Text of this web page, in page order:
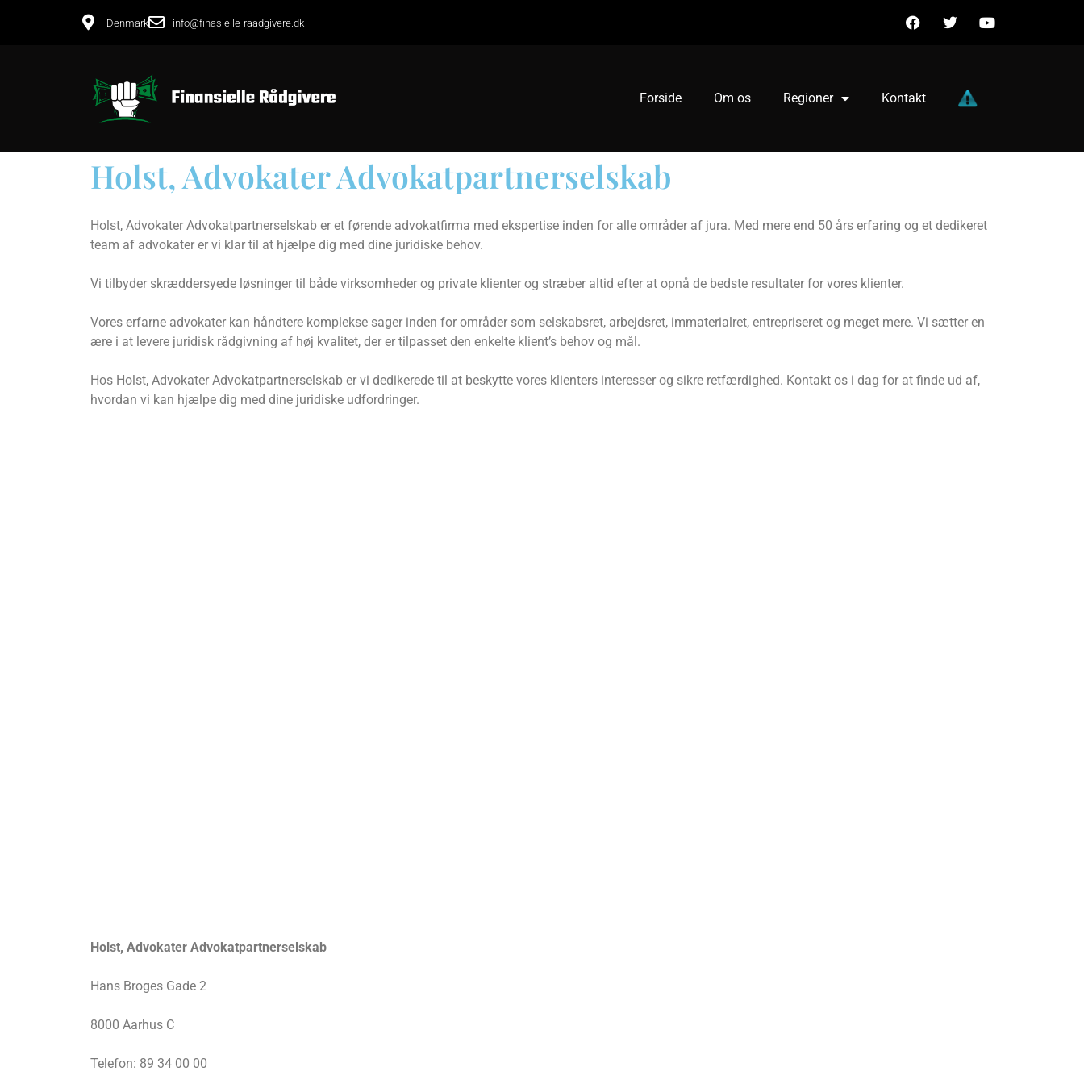
Denmark info@finasielle-raadgivere.dk
Forside Om os Regioner Kontakt
Holst, Advokater Advokatpartnerselskab
Holst, Advokater Advokatpartnerselskab er et førende advokatfirma med ekspertise inden for alle områder af jura. Med mere end 50 års erfaring og et dedikeret
team af advokater er vi klar til at hjælpe dig med dine juridiske behov.
Vi tilbyder skræddersyede løsninger til både virksomheder og private klienter og stræber altid efter at opnå de bedste resultater for vores klienter.
Vores erfarne advokater kan håndtere komplekse sager inden for områder som selskabsret, arbejdsret, immaterialret, entrepriseret og meget mere. Vi sætter en
ære i at levere juridisk rådgivning af høj kvalitet, der er tilpasset den enkelte klient’s behov og mål.
Hos Holst, Advokater Advokatpartnerselskab er vi dedikerede til at beskytte vores klienters interesser og sikre retfærdighed. Kontakt os i dag for at finde ud af,
hvordan vi kan hjælpe dig med dine juridiske udfordringer.
Holst, Advokater Advokatpartnerselskab
Hans Broges Gade 2
8000 Aarhus C
Telefon: 89 34 00 00